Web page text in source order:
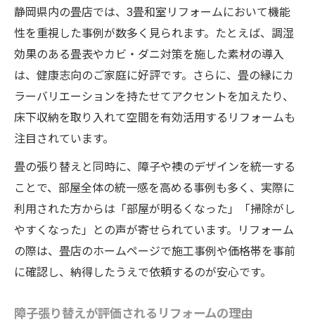
静岡県内の畳店では、3畳和室リフォームにおいて機能
性を重視した事例が数多く見られます。たとえば、調湿
効果のある畳表やカビ・ダニ対策を施した素材の導入
は、健康志向のご家庭に好評です。さらに、畳の縁にカ
ラーバリエーションを持たせてアクセントを加えたり、
床下収納を取り入れて空間を有効活用するリフォームも
注目されています。
畳の張り替えと同時に、障子や襖のデザインを統一する
ことで、部屋全体の統一感を高める事例も多く、実際に
利用された方からは「部屋が明るくなった」「掃除がし
やすくなった」との声が寄せられています。リフォーム
の際は、畳店のホームページで施工事例や価格帯を事前
に確認し、納得したうえで依頼するのが安心です。
障子張り替えが評価されるリフォームの理由